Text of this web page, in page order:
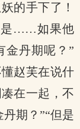
的手下了！
是……如果他
金丹期呢？”
赵芙在说什
在一起，不
期？”“但是